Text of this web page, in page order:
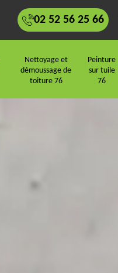
02 52 56 25 66
Nettoyage et
démoussage de
toiture 76
Peinture
sur tuile
76